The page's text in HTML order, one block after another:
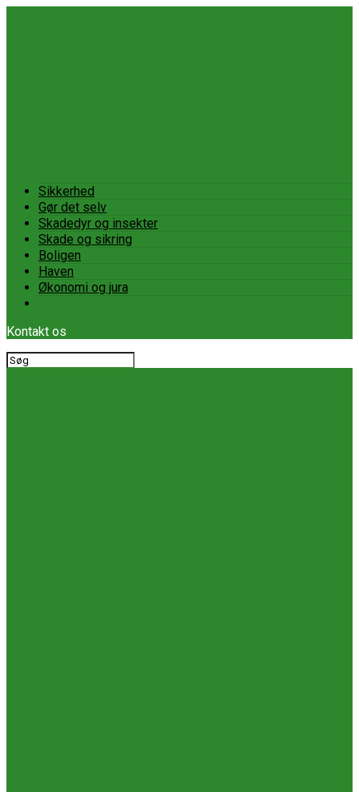
Sikkerhed
Gør det selv
Skadedyr og insekter
Skade og sikring
Boligen
Haven
Økonomi og jura
Kontakt os